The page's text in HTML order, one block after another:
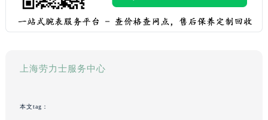
上海劳力士服务中心
本文tag：